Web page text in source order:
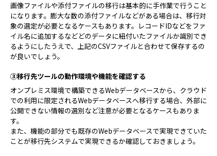
画像ファイルや添付ファイルの移行は基本的に手作業で行うこと
になります。膨大な数の添付ファイルなどがある場合は、移行対
象の選定が必要となるケースもあります。レコードIDなどをファ
イル名に追加するなどどのデータに紐付いたファイルか識別でき
るようにしたうえで、上記のCSVファイルと合わせて保存するの
が良いでしょう。
③移行先ツールの動作環境や機能を確認する
オンプレミス環境で構築できるWebデータベースから、クラウド
での利用に限定されるWebデータベースへ移行する場合、外部に
公開できない情報の選別など注意が必要となるケースもありま
す。
また、機能の部分でも既存のWebデータベースで実現できていた
ことが移行先システムで実現できるか確認しておきましょう。